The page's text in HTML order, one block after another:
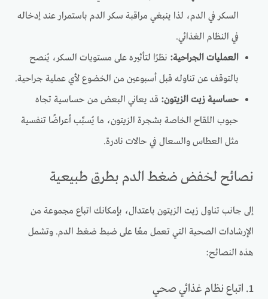
السكر في الدم، لذا ينبغي مراقبة سكر الدم باستمرار عند إدخاله
في النظام الغذائي.
العمليات الجراحية: نظرًا لتأثيره على مستويات السكر، يُنصح
بالتوقف عن تناوله قبل أسبوعين من الخضوع لأي عملية جراحية.
حساسية زيت الزيتون: قد يعاني البعض من حساسية تجاه
حبوب اللقاح الخاصة بشجرة الزيتون، ما يُسبِّب أعراضًا تنفسية
مثل العطاس والسعال في حالات نادرة.
نصائح لخفض ضغط الدم بطرق طبيعية
إلى جانب تناول زيت الزيتون باعتدال، بإمكانك اتباع مجموعة من
الإرشادات الصحية التي تعمل معًا على ضبط ضغط الدم. وتشمل
هذه النصائح:
1. اتباع نظام غذائي صحي